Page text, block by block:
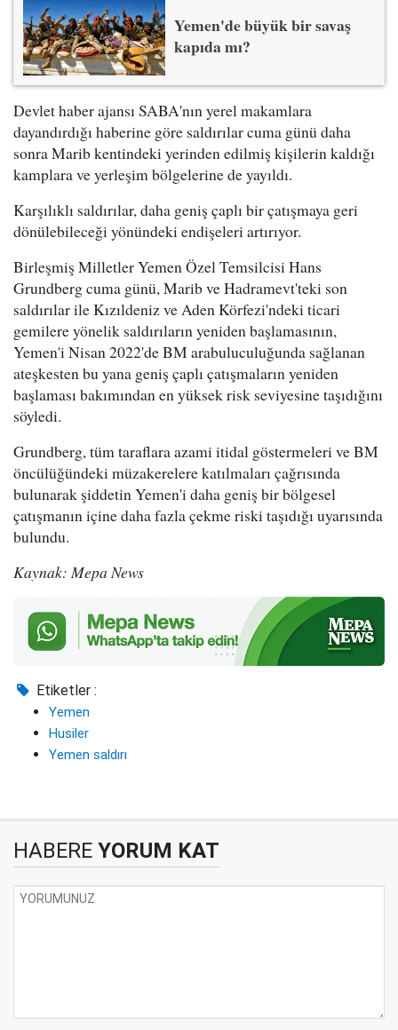
Yemen'de büyük bir savaş
kapıda mı?
Devlet haber ajansı SABA'nın yerel makamlara
dayandırdığı haberine göre saldırılar cuma günü daha
sonra Marib kentindeki yerinden edilmiş kişilerin kaldığı
kamplara ve yerleşim bölgelerine de yayıldı.
Karşılıklı saldırılar, daha geniş çaplı bir çatışmaya geri
dönülebileceği yönündeki endişeleri artırıyor.
Birleşmiş Milletler Yemen Özel Temsilcisi Hans
Grundberg cuma günü, Marib ve Hadramevt'teki son
saldırılar ile Kızıldeniz ve Aden Körfezi'ndeki ticari
gemilere yönelik saldırıların yeniden başlamasının,
Yemen'i Nisan 2022'de BM arabuluculuğunda sağlanan
ateşkesten bu yana geniş çaplı çatışmaların yeniden
başlaması bakımından en yüksek risk seviyesine taşıdığını
söyledi.
Grundberg, tüm taraflara azami itidal göstermeleri ve BM
öncülüğündeki müzakerelere katılmaları çağrısında
bulunarak şiddetin Yemen'i daha geniş bir bölgesel
çatışmanın içine daha fazla çekme riski taşıdığı uyarısında
bulundu.
Kaynak: Mepa News
Etiketler :
Yemen
Husiler
Yemen saldırı
HABERE YORUM KAT